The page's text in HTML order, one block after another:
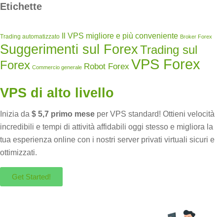
Etichette
Trading automatizzato Il VPS migliore e più conveniente Broker Forex
Suggerimenti sul ForexTrading sul
Forex Commercio generale Robot Forex VPS Forex
VPS di alto livello
Inizia da $ 5,7 primo mese per VPS standard! Ottieni velocità
incredibili e tempi di attività affidabili oggi stesso e migliora la
tua esperienza online con i nostri server privati ​​virtuali sicuri e
ottimizzati.
Get Started!